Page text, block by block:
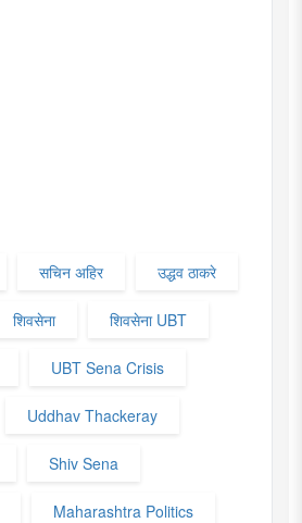
सचिन अहिर उद्धव ठाकरे
शिवसेना शिवसेना UBT
UBT Sena Crisis
Uddhav Thackeray
Shiv Sena
Maharashtra Politics